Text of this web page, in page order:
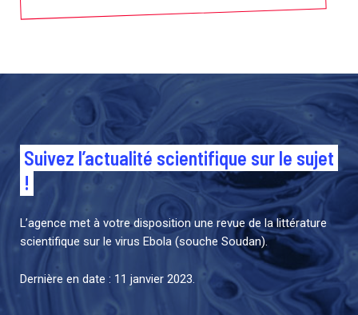
Suivez l’actualité scientifique sur le sujet
!
L’agence met à votre disposition une revue de la littérature
scientifique sur le virus Ebola (souche Soudan).
Dernière en date : 11 janvier 2023.